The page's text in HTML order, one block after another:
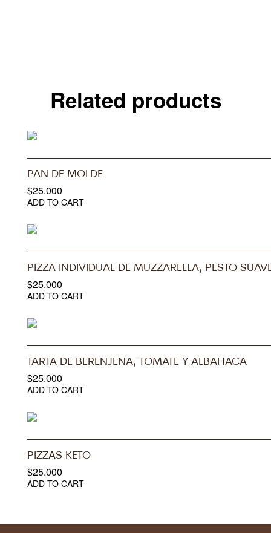
Related products
PAN DE MOLDE
$25.000
ADD TO CART
PIZZA INDIVIDUAL DE MUZZARELLA, PESTO
$25.000
ADD TO CART
TARTA DE BERENJENA, TOMATE Y ALBAHACA
$25.000
ADD TO CART
PIZZAS KETO
$25.000
ADD TO CART